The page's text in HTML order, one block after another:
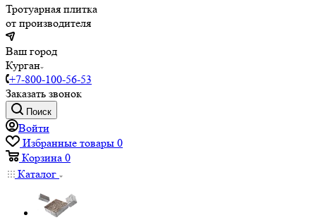
Тротуарная плитка
от производителя
Ваш город
Курган
+7-800-100-56-53
Заказать звонок
Поиск
Войти
Избранные товары 0
Корзина 0
Каталог